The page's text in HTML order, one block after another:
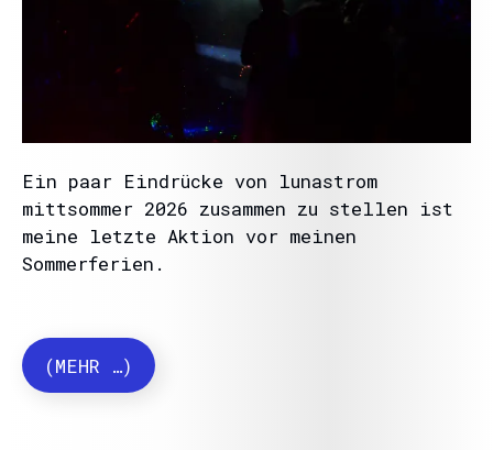
Ein paar Eindrücke von lunastrom
mittsommer 2026 zusammen zu stellen ist
meine letzte Aktion vor meinen
Sommerferien.
(MEHR …)